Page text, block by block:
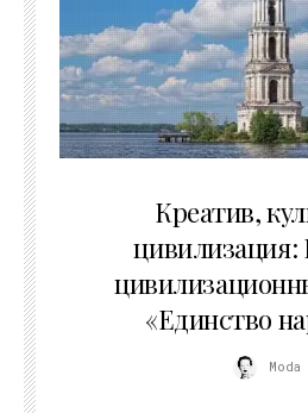
Креатив,
цивилизация:
«Единство
Moda